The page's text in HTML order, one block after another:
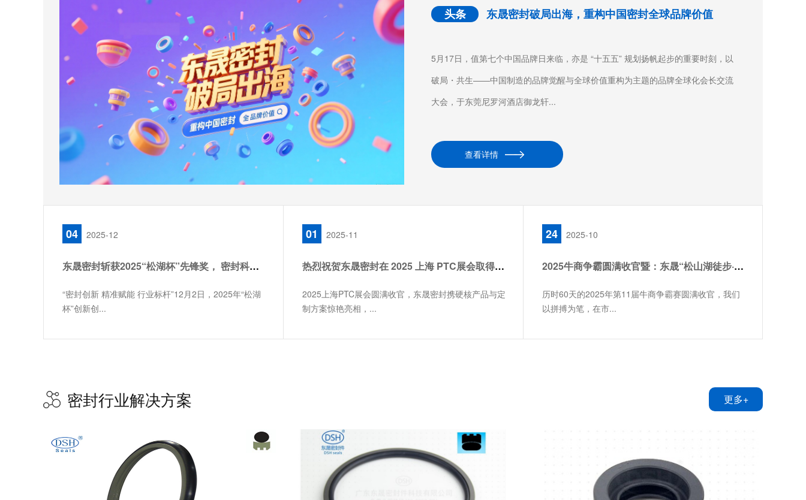
头条 东晟密封破局出海，重构中国密封全球品牌价值
5月17日，值第七个中国品牌日来临，亦是 “十五五” 规划扬帆起步的重要时刻，以
破局・共生——中国制造的品牌觉醒与全球价值重构为主题的品牌全球化会长交流
大会，于东莞尼罗河酒店御龙轩...
查看详情
04 2025-12
东晟密封斩获2025“松湖杯”先锋奖， 密封科技创新引领行业新篇！
“密封创新 精准赋能 行业标杆”12月2日，2025年“松湖
杯”创新创...
01 2025-11
热烈祝贺东晟密封在 2025 上海 PTC展会取得圆满成功！
2025上海PTC展会圆满收官，东晟密封携硬核产品与定
制方案惊艳亮相，...
24 2025-10
2025牛商争霸圆满收官暨：东晟“松山湖徒步·团队聚餐”！
历时60天的2025年第11届牛商争霸赛圆满收官，我们
以拼搏为笔，在市...
密封行业解决方案 更多+